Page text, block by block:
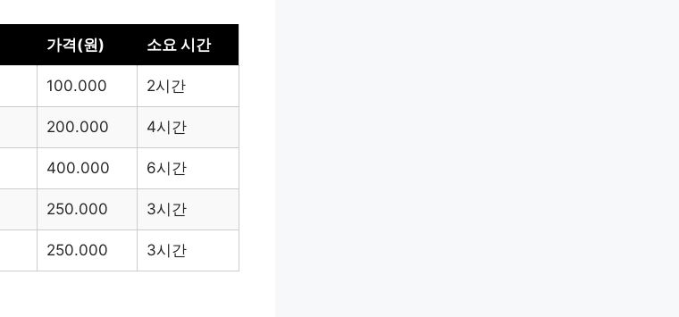
가격(원) 소요 시간
100.000 2시간
200.000 4시간
400.000 6시간
250.000 3시간
250.000 3시간